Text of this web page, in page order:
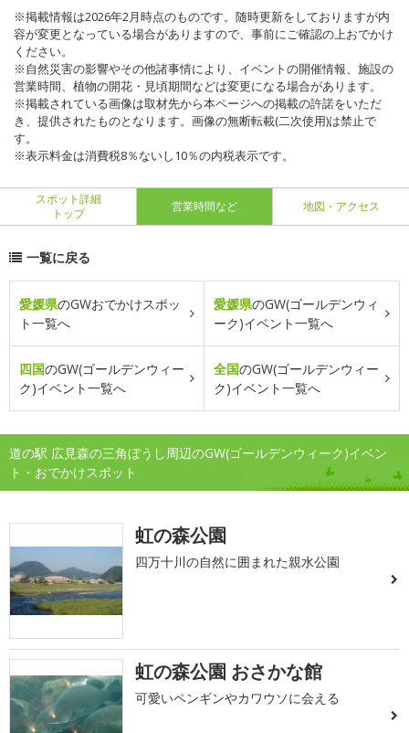
※掲載情報は2026年2月時点のものです。随時更新をしておりますが内
容が変更となっている場合がありますので、事前にご確認の上おでかけ
ください。
※自然災害の影響やその他諸事情により、イベントの開催情報、施設の
営業時間、植物の開花・見頃期間などは変更になる場合があります。
※掲載されている画像は取材先から本ページへの掲載の許諾をいただ
き、提供されたものとなります。画像の無断転載(二次使用)は禁止で
す。
※表示料金は消費税8％ないし10％の内税表示です。
スポット詳細
トップ
営業時間など 地図・アクセス
一覧に戻る
愛媛県のGWおでかけスポッ
ト一覧へ
愛媛県のGW(ゴールデンウィ
ーク)イベント一覧へ
四国のGW(ゴールデンウィー
ク)イベント一覧へ
全国のGW(ゴールデンウィー
ク)イベント一覧へ
道の駅 広見森の三角ぼうし周辺のGW(ゴールデンウィーク)イベン
ト・おでかけスポット
虹の森公園
四万十川の自然に囲まれた親水公園
虹の森公園 おさかな館
可愛いペンギンやカワウソに会える